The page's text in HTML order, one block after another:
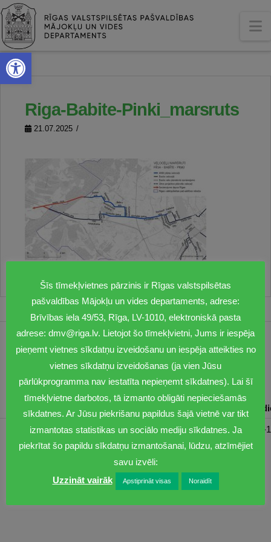
Open toolbar
Riga-Babite-Pinki_marsruts
21.07.2025
1201
dmv@riga.lv
Pirmdiena Otrdiena Trešdiena Ceturtdiena
08:30-17:00 08:00-17:00 08:00-17:00 08:00-17:00 08:00-
Šīs tīmekļvietnes pārzinis ir Rīgas valstspilsētas
pašvaldības Mājokļu un vides departaments, adrese:
Brīvības iela 49/53, Rīga, LV-1010, elektroniskā pasta
adrese: dmv@riga.lv. Lietojot šo tīmekļvietni, Jums ir iespēja
pieņemt vietnes sīkdatņu izveidošanu un iespēja atteikties no
vietnes sīkdatņu izveidošanas (ja vien Jūsu
pārlūkprogramma nav iestatīta nepieņemt sīkdatnes). Lai šī
tīmekļvietne darbotos, tā izmanto obligāti nepieciešamās
sīkdatnes. Ar Jūsu piekrišanu papildus šajā vietnē var tikt
izmantotas statistikas un sociālo mediju sīkdatnes. Ja
piekrītat šo papildu sīkdatņu izmantošanai, lūdzu, atzīmējiet
savu izvēli:
Uzzināt vairāk
Apstiprināt visas Noraidīt